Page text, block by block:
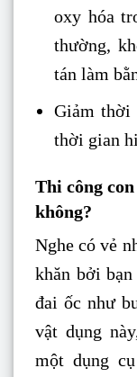
oxy hóa
thường,
tán làm
Giảm thời
thời gian
Thi công
không?
Nghe có vẻ
khăn bởi
đai ốc như
vật dụng
một dụng